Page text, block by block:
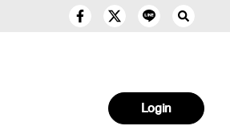
Login